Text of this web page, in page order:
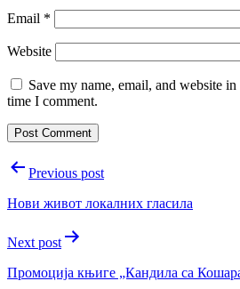
Email *
Website
Save my name, email, and website
time I comment.
PostPrevious post
Нови живот локалних гласила
Next post
Промоција књиге „Кандила са